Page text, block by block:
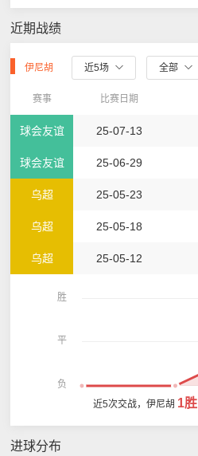
近期战绩
伊尼胡 近5场 全部
赛事 比赛日期
球会友谊 25-07-13
球会友谊 25-06-29
乌超 25-05-23
乌超 25-05-18
乌超 25-05-12
胜
平
负
近5次交战，伊尼胡 1胜
进球分布